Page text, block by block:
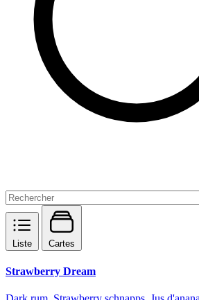
Liste Cartes
Strawberry Dream